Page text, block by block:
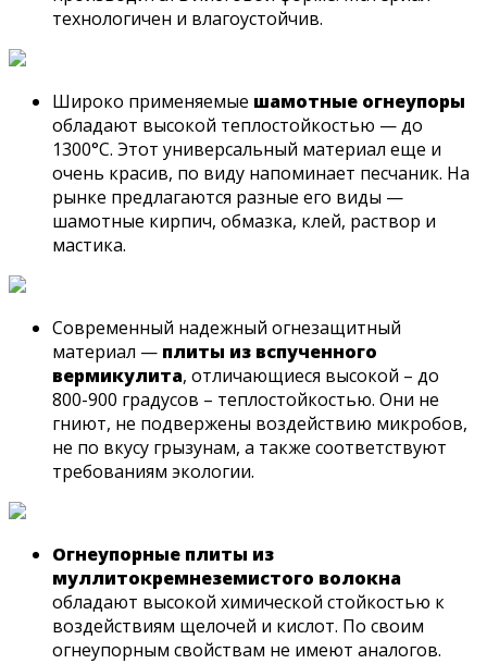
технологичен и влагоустойчив.
Широко применяемые шамотные огнеупоры
обладают высокой теплостойкостью — до
1300°C. Этот универсальный материал еще и
очень красив, по виду напоминает песчаник. На
рынке предлагаются разные его виды —
шамотные кирпич, обмазка, клей, раствор и
мастика.
Современный надежный огнезащитный
материал — плиты из вспученного
вермикулита, отличающиеся высокой – до
800-900 градусов – теплостойкостью. Они не
гниют, не подвержены воздействию микробов,
не по вкусу грызунам, а также соответствуют
требованиям экологии.
Огнеупорные плиты из
муллитокремнеземистого волокна
обладают высокой химической стойкостью к
воздействиям щелочей и кислот. По своим
огнеупорным свойствам не имеют аналогов.